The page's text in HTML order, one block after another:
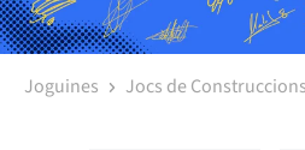
Joguines Jocs de Construccions